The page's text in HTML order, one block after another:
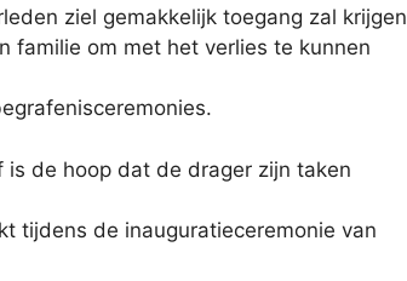
ziel gemakkelijk toegang zal krijgen
familie om met het verlies te kunnen
de hoop dat de drager zijn taken
tijdens de inauguratieceremonie van